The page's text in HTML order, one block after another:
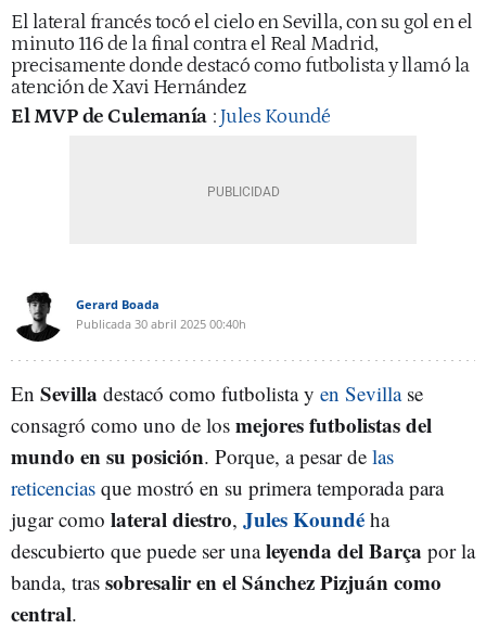
El lateral francés tocó el cielo en Sevilla, con su gol en el
minuto 116 de la final contra el Real Madrid,
precisamente donde destacó como futbolista y llamó la
atención de Xavi Hernández
El MVP de Culemanía : Jules Koundé
Gerard Boada
Publicada 30 abril 2025 00:40h
En Sevilla destacó como futbolista y en Sevillase
consagró como uno de los mejores futbolistas del
mundo en su posición. Porque, a pesar de las
reticencias que mostró en su primera temporada para
jugar como lateral diestro, Jules Koundé ha
descubierto que puede ser unaleyenda del Barça por la
banda, tras sobresalir en el Sánchez Pizjuán como
central.